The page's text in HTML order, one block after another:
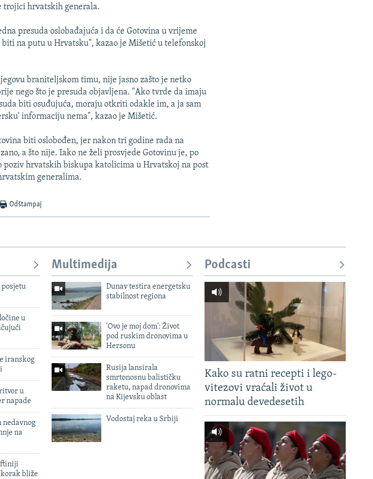
trojici hrvatskih generala.
presuda oslobađajuća i da će Gotovina u vrijeme
na putu u Hrvatsku", kazao je Mišetić u telefonskoj
braniteljskom timu, nije jasno zašto je netko
nego što je presuda objavljena. "Ako tvrde da imaju
biti osuđujuća, moraju otkriti odakle im, a ja sam
informaciju nema", kazao je Mišetić.
biti oslobođen, jer nakon tri godine rada na
a što nije. Iako ne želi prosvjede Gotovinu je, po
hrvatskih biskupa katolicima u Hrvatskoj na post
generalima.
Odštampaj
u
iranskog
u
napade
nedavnog
na
bliže
Multimedija
Dunav testira energetsku
stabilnost regiona
'Ovo je moj dom': Život
pod ruskim dronovima u
Hersonu
Rusija lansirala
smrtonosnu balističku
raketu, napad dronovima
na Kijevsku oblast
Vodostaj reka u Srbiji
Podcasti
Kako su ratni recepti i lego-
vitezovi vraćali život u
normalu devedesetih